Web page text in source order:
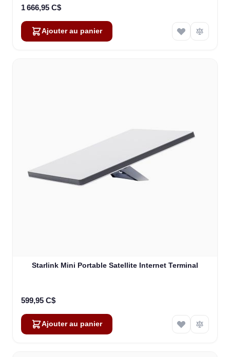
1 666,95 C$
Ajouter au panier
Starlink Mini Portable Satellite Internet Terminal
599,95 C$
Ajouter au panier